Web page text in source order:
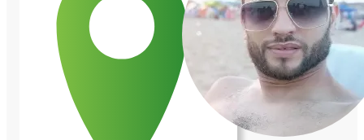
sont mon point de faiblesse 👼. Je parle
arabe et tamazight (langues maternelles),
français (C1), anglais (C1) et j’apprends
l’italien. Je recherche un logement basé
sur la confiance, le respect et l’entraide.